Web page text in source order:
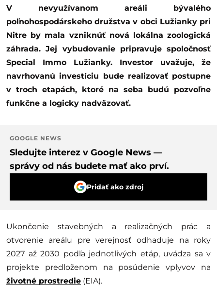
V nevyužívanom areáli bývalého
poľnohospodárskeho družstva v obci Lužianky pri
Nitre by mala vzniknúť nová lokálna zoologická
záhrada. Jej vybudovanie pripravuje spoločnosť
Special Immo Lužianky. Investor uvažuje, že
navrhovanú investíciu bude realizovať postupne
v troch etapách, ktoré na seba budú pozvoľne
funkčne a logicky nadväzovať.
GOOGLE NEWS
Sledujte interez v Google News —
správy od nás budete mať ako prví.
Pridať ako zdroj
Ukončenie stavebných a realizačných prác a
otvorenie areálu pre verejnosť odhaduje na roky
2027 až 2030 podľa jednotlivých etáp, uvádza sa v
projekte predloženom na posúdenie vplyvov na
životné prostredie (EIA).